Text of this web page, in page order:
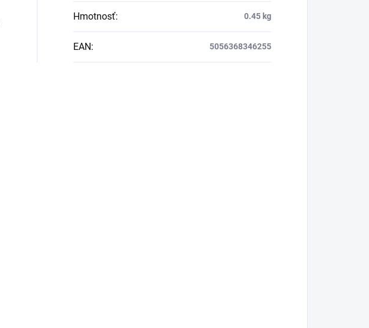
Hmotnosť: 0.45 kg
EAN: 5056368346255